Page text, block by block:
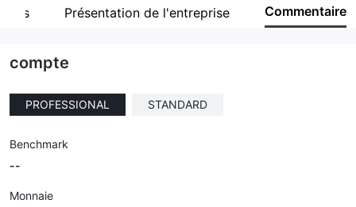
Présentation de l'entreprise Commentaire
compte
PROFESSIONAL STANDARD
Benchmark
--
Monnaie